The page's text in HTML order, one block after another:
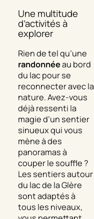
Une multitude
d’activités à
explorer
Rien de tel qu’une
randonnéeau bord
du lac pour se
reconnecter avec la
nature. Avez-vous
déjà ressenti la
magie d’un sentier
sinueux qui vous
mène à des
panoramas à
couper le souffle ?
Les sentiers autour
du lac de la Glère
sont adaptés à
tous les niveaux,